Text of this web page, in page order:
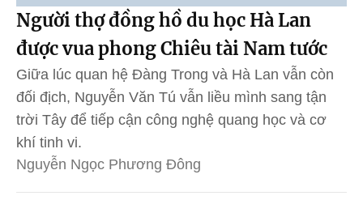
Người thợ đồng hồ du học Hà Lan
được vua phong Chiêu tài Nam tước
Giữa lúc quan hệ Đàng Trong và Hà Lan vẫn còn
đối địch, Nguyễn Văn Tú vẫn liều mình sang tận
trời Tây để tiếp cận công nghệ quang học và cơ
khí tinh vi.
Nguyễn Ngọc Phương Đông